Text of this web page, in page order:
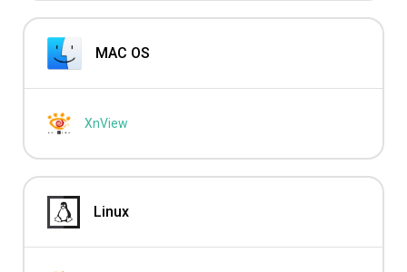
MAC OS
XnView
Linux